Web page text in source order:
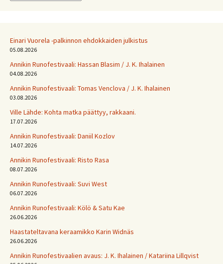
Einari Vuorela -palkinnon ehdokkaiden julkistus
05.08.2026
Annikin Runofestivaali: Has­san Bla­sim / J. K. Ihalainen
04.08.2026
Annikin Runofestivaali: Tomas Venclova / J. K. Ihalainen
03.08.2026
Ville Lähde: Kohta matka päättyy, rakkaani.
17.07.2026
Annikin Runofestivaali: Daniil Kozlov
14.07.2026
Annikin Runofestivaali: Risto Rasa
08.07.2026
Annikin Runofestivaali: Suvi West
06.07.2026
Annikin Runofestivaali: Kölö & Satu Kae
26.06.2026
Haastateltavana keraamikko Karin Widnäs
26.06.2026
Annikin Runofestivaalien avaus: J. K. Ihalainen / Katariina Lillqvist